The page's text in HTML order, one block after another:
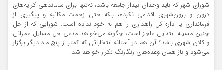
شورای شهر که باید وجدان بیدار جامعه باشد، نه‌تنها برای ساماندهی کرایه‌های
درون و برون‌شهری اقدامی نکرده، بلکه حتی زحمت مکاتبه و پیگیری از
فرمانداری یا اداره کل راهداری را هم به خود نداده است. شورایی که از حل
چنین مسیله ابتدایی عاجز است، چگونه می‌خواهد مدعی حل مسایل عمرانی
و کلان شهری باشد؟ آن هم در آستانه انتخاباتی که کمتر از پنج ماه دیگر برگزار
می‌شود و باز همان وعده‌های رنگارنگ تکرار خواهد شد.